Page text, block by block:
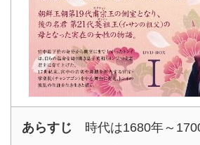
あらすじ 時代は1680年～